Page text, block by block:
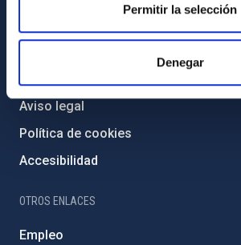
Permitir la selección
Denegar
Aviso legal
Política de cookies
Accesibilidad
OTROS ENLACES
Empleo